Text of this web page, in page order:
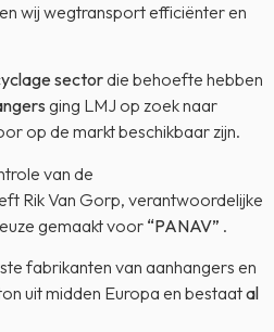
wij wegtransport efficiënter en
sectordie behoefte hebben
ging LMJ op zoek naar
op de markt beschikbaar zijn.
van de
Rik Van Gorp, verantwoordelijke
gemaakt voor “PANAV” .
fabrikanten van aanhangers en
uit midden Europa en bestaatal